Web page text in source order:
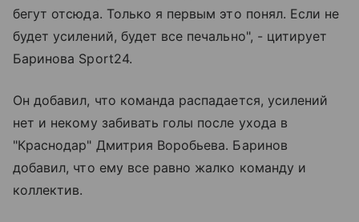
бегут отсюда. Только я первым это понял. Если не
будет усилений, будет все печально", - цитирует
Баринова Sport24.
Он добавил, что команда распадается, усилений
нет и некому забивать голы после ухода в
"Краснодар" Дмитрия Воробьева. Баринов
добавил, что ему все равно жалко команду и
коллектив.